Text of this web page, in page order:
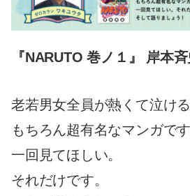
『NARUTO 巻ノ１』 岸本
老若男女全員が熱くて泣ける
もちろん超有名なマンガです
一回見てほしい。
それだけです。